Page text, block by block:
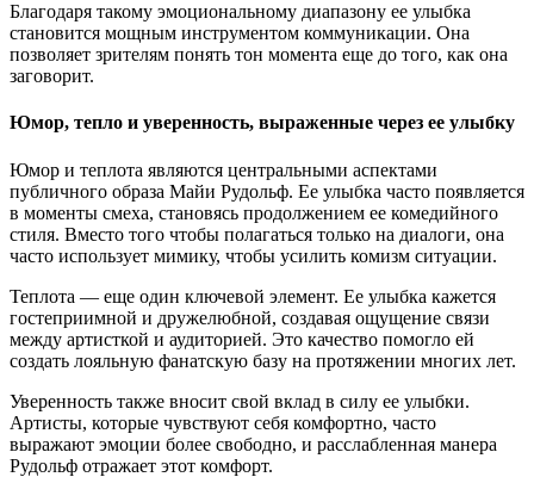
Благодаря такому эмоциональному диапазону ее улыбка
становится мощным инструментом коммуникации. Она
позволяет зрителям понять тон момента еще до того, как она
заговорит.
Юмор, тепло и уверенность, выраженные через ее улыбку
Юмор и теплота являются центральными аспектами
публичного образа Майи Рудольф. Ее улыбка часто появляется
в моменты смеха, становясь продолжением ее комедийного
стиля. Вместо того чтобы полагаться только на диалоги, она
часто использует мимику, чтобы усилить комизм ситуации.
Теплота — еще один ключевой элемент. Ее улыбка кажется
гостеприимной и дружелюбной, создавая ощущение связи
между артисткой и аудиторией. Это качество помогло ей
создать лояльную фанатскую базу на протяжении многих лет.
Уверенность также вносит свой вклад в силу ее улыбки.
Артисты, которые чувствуют себя комфортно, часто
выражают эмоции более свободно, и расслабленная манера
Рудольф отражает этот комфорт.